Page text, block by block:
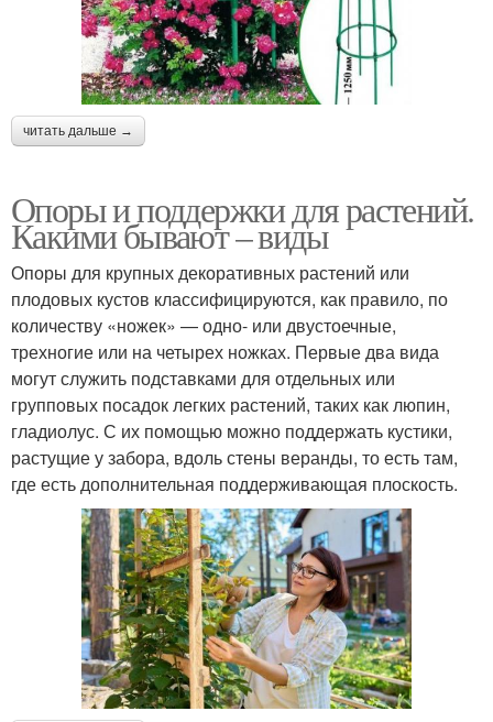
читать дальше →
Опоры и поддержки для растений.
Какими бывают – виды
Опоры для крупных декоративных растений или
плодовых кустов классифицируются, как правило, по
количеству «ножек» — одно- или двустоечные,
трехногие или на четырех ножках. Первые два вида
могут служить подставками для отдельных или
групповых посадок легких растений, таких как люпин,
гладиолус. С их помощью можно поддержать кустики,
растущие у забора, вдоль стены веранды, то есть там,
где есть дополнительная поддерживающая плоскость.